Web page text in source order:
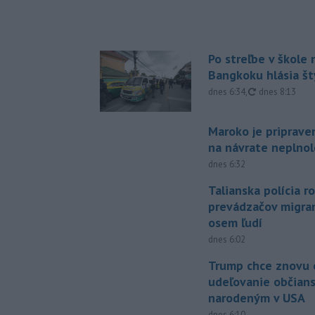
Po streľbe v škole
Bangkoku hlásia
dnes 6:34, aktualizované
dnes 8:13
Maroko je
na návrate
dnes 6:32
Talianska polícia
prevádzačov
osem ľudí
dnes 6:02
Trump chce
udeľovanie
narodeným v USA